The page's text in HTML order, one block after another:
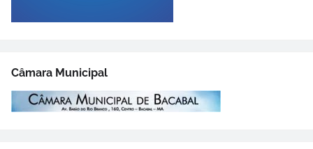
Câmara Municipal